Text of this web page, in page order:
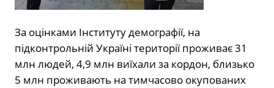
За оцінками Інституту демографії, на
підконтрольній Україні території проживає 31
млн людей, 4,9 млн виїхали за кордон, близько
5 млн проживають на тимчасово окупованих